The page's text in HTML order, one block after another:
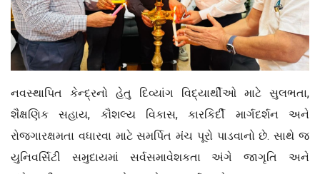
નવસ્થાપિત કેન્દ્રનો હેતુ દિવ્યાંગ વિદ્યાર્થીઓ માટે સુલભતા,
શૈક્ષણિક સહાય, કૌશલ્ય વિકાસ, કારકિર્દી માર્ગદર્શન અને
રોજગારક્ષમતા વધારવા માટે સમર્પિત મંચ પૂરો પાડવાનો છે. સાથે જ
યુનિવર્સિટી સમુદાયમાં સર્વસમાવેશકતા અંગે જાગૃતિ અને